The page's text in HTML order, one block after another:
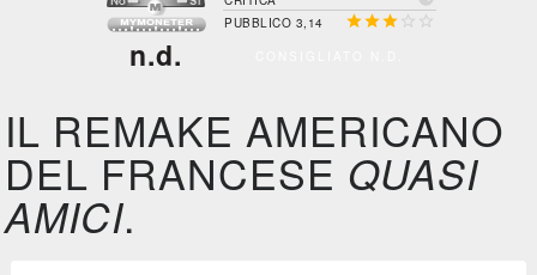
n.d.
PUBBLICO 3,14   
IL REMAKE AMERICANO
DEL FRANCESE QUASI
AMICI.